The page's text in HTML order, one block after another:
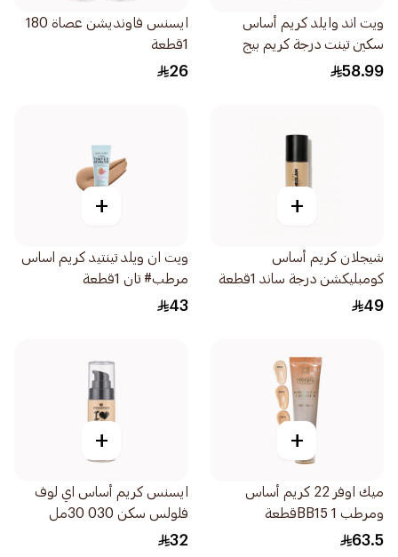
ويت اند وايلد كريم أساس
سكين تينت درجة كريم بيج
1قطعة
58.99
ايسنس فاونديشن عصاة 180
1قطعة
26
+
شيجلان كريم أساس
كومبليكشن درجة ساند 1قطعة
49
+
ويت ان ويلد تينتيد كريم اساس
مرطب# تان 1قطعة
43
+
ميك اوفر 22 كريم أساس
ومرطب BB15 1قطعة
63.5
+
ايسنس كريم أساس اي لوف
فلولس سكن 030 30مل
32